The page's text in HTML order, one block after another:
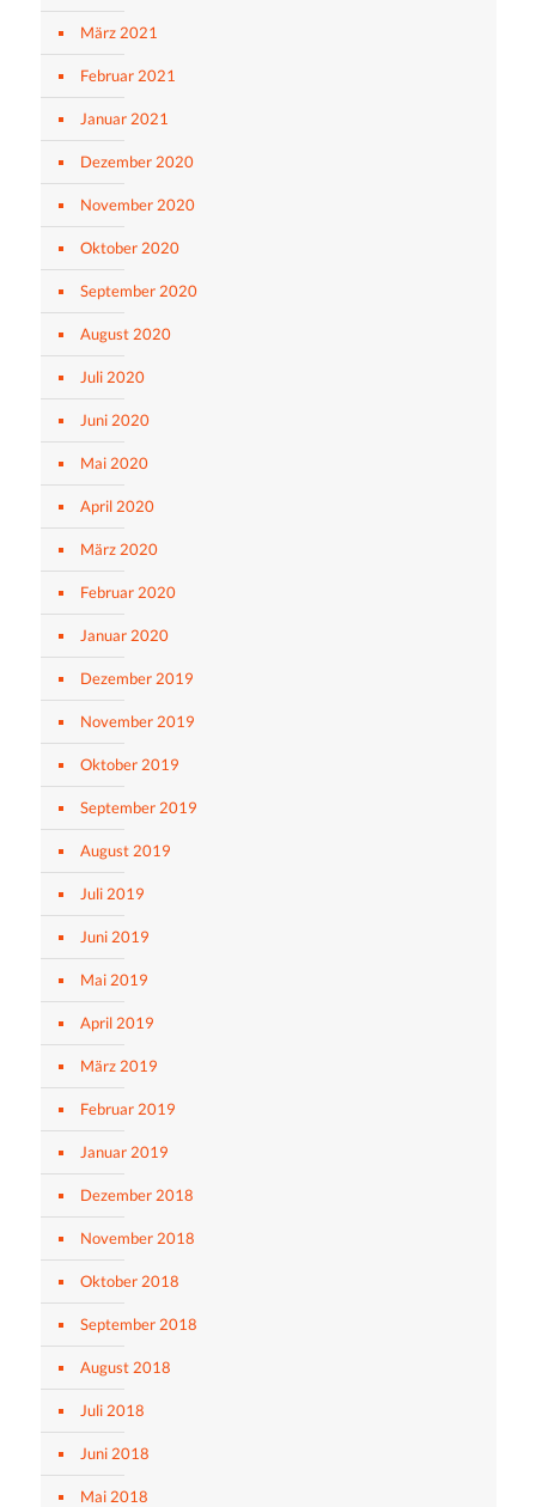
März 2021
Februar 2021
Januar 2021
Dezember 2020
November 2020
Oktober 2020
September 2020
August 2020
Juli 2020
Juni 2020
Mai 2020
April 2020
März 2020
Februar 2020
Januar 2020
Dezember 2019
November 2019
Oktober 2019
September 2019
August 2019
Juli 2019
Juni 2019
Mai 2019
April 2019
März 2019
Februar 2019
Januar 2019
Dezember 2018
November 2018
Oktober 2018
September 2018
August 2018
Juli 2018
Juni 2018
Mai 2018